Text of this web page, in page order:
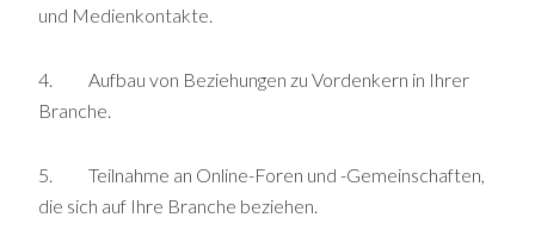
und Medienkontakte.
4. Aufbau von Beziehungen zu Vordenkern in Ihrer
Branche.
5. Teilnahme an Online-Foren und -Gemeinschaften,
die sich auf Ihre Branche beziehen.